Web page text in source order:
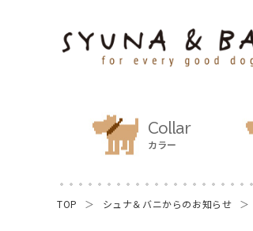
Collar
カラー
TOP シュナ＆バニからのお知らせ